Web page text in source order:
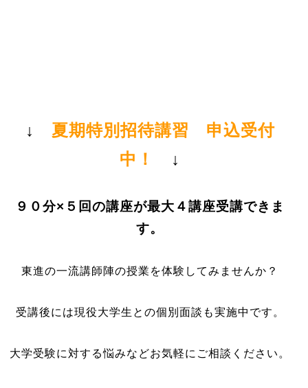
↓ 夏期特別招待講習 申込受付
中！
↓
９０分×５回の講座が最大４講座受講できま
す。
東進の一流講師陣の授業を体験してみませんか？
受講後には現役大学生との個別面談も実施中です。
大学受験に対する悩みなどお気軽にご相談ください。